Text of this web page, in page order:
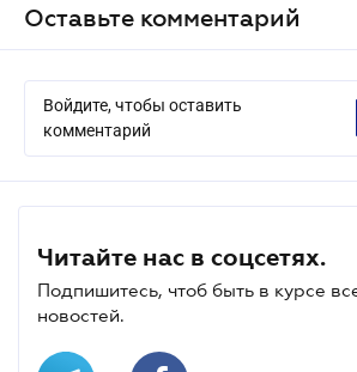
Оставьте комментарий
Войдите, чтобы оставить
комментарий
Читайте нас в соцсетях.
Подпишитесь, чтоб быть в курсе
новостей.